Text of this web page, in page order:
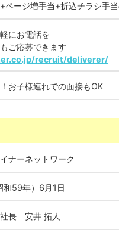
ページ増手当+折込チラシ手
にお電話を
ご応募できます
recruit/deliverer/
お子様連れでの面接もOK
ナーネットワーク
和59年）6月1日
長 安井 拓人